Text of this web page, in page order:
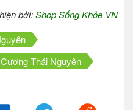
bởi:Shop Sống Khỏe VN
Thái Nguyên